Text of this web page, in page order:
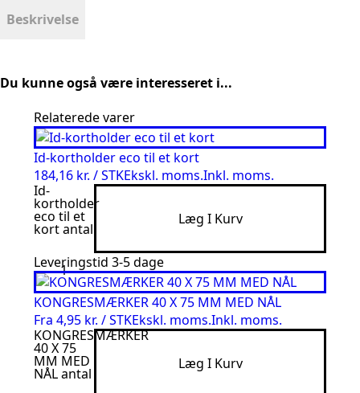
Beskrivelse
Du kunne også være interesseret i...
Relaterede varer
Id-kortholder eco til et kort
184,16 kr. / STKEkskl. moms.Inkl. moms.
Id-
kortholder
eco til et
kort antal
Læg I Kurv
Leveringstid 3-5 dage
KONGRESMÆRKER 40 X 75 MM MED NÅL
Fra 4,95 kr. / STKEkskl. moms.Inkl. moms.
KONGRESMÆRKER
40 X 75
MM MED
NÅL antal
Læg I Kurv